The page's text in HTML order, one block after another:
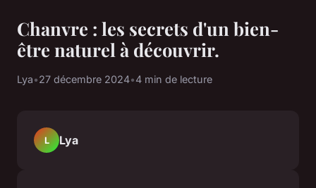
Chanvre : les secrets d'un bien-
être naturel à découvrir.
Lya•27 décembre 2024•4 min de lecture
L Lya